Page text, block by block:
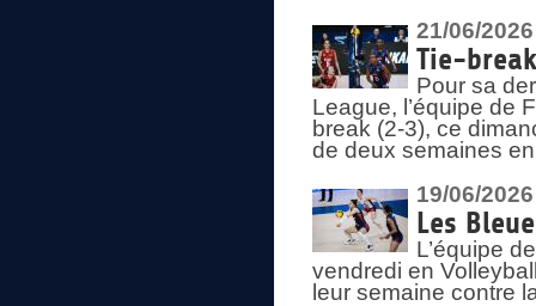
21/06/2026
Tie-
Pour sa
League, l’équipe de
break (2-3), ce
de deux semaines
19/06/2026
Les
L’équipe
vendredi en
leur semaine contre